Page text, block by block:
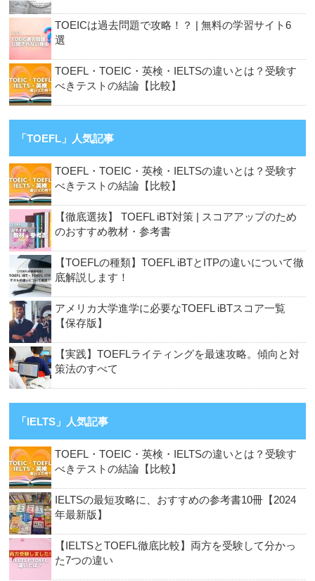
TOEICは過去問題で攻略！？ | 無料の学習サイト6
選
TOEFL・TOEIC・英検・IELTSの違いとは？受験す
べきテストの結論【比較】
「TOEFL」人気記事
TOEFL・TOEIC・英検・IELTSの違いとは？受験す
べきテストの結論【比較】
【徹底選抜】 TOEFL iBT対策 | スコアアップのため
のおすすめ教材・参考書
【TOEFLの種類】TOEFL iBTとITPの違いについて徹
底解説します！
アメリカ大学進学に必要なTOEFL iBTスコア一覧
【保存版】
【実践】TOEFLライティングを最速攻略。傾向と対
策法のすべて
「IELTS」人気記事
TOEFL・TOEIC・英検・IELTSの違いとは？受験す
べきテストの結論【比較】
IELTSの最短攻略に、おすすめの参考書10冊【2024
年最新版】
【IELTSとTOEFL徹底比較】両方を受験して分かっ
た7つの違い